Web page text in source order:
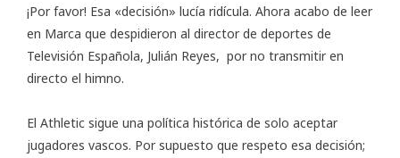
¡Por favor! Esa «decisión» lucía ridícula. Ahora acabo de leer
en Marca que despidieron al director de deportes de
Televisión Española, Julián Reyes, por no transmitir en
directo el himno.
El Athletic sigue una política histórica de solo aceptar
jugadores vascos. Por supuesto que respeto esa decisión;